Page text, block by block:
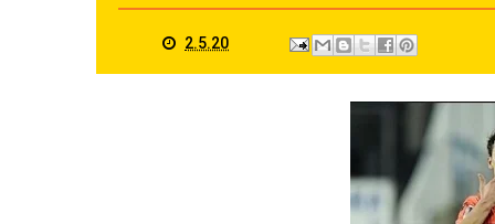
2.5.20